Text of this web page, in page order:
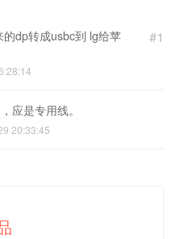
#1
dp转成usbc到 lg给苹
应是专用线。
20:33:45